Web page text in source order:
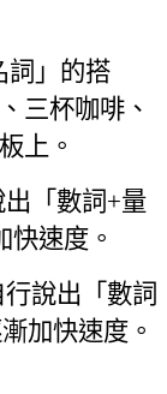
詞」的搭
、 三杯咖啡 、
上。
「數詞 +量
快速度 。
說出「數詞
加快速度 。